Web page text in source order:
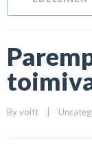
By voitt